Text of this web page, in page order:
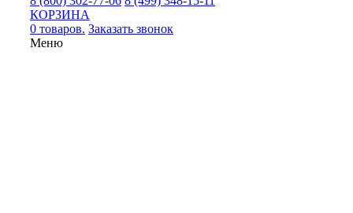
КОРЗИНА
0 товаров. Заказать звонок
Меню